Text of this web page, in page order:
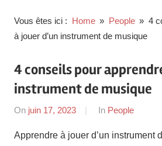
Vous êtes ici : Home People
4
à jouer d’un instrument de musique
4 conseils pour
instrument de musique
On juin 17, 2023
By
In People
Apprendre à jouer d’un instrument